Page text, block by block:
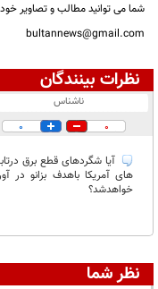
شما می توانید مطالب و تصاویر
bultannews@gmail.com
نظرات بینندگان
در انتظار بررسی:
ناشناس
0
0
آیا شگردهای قطع برق
های آمریکا باهدف بزانو در
خواهدشد؟
نظر شما